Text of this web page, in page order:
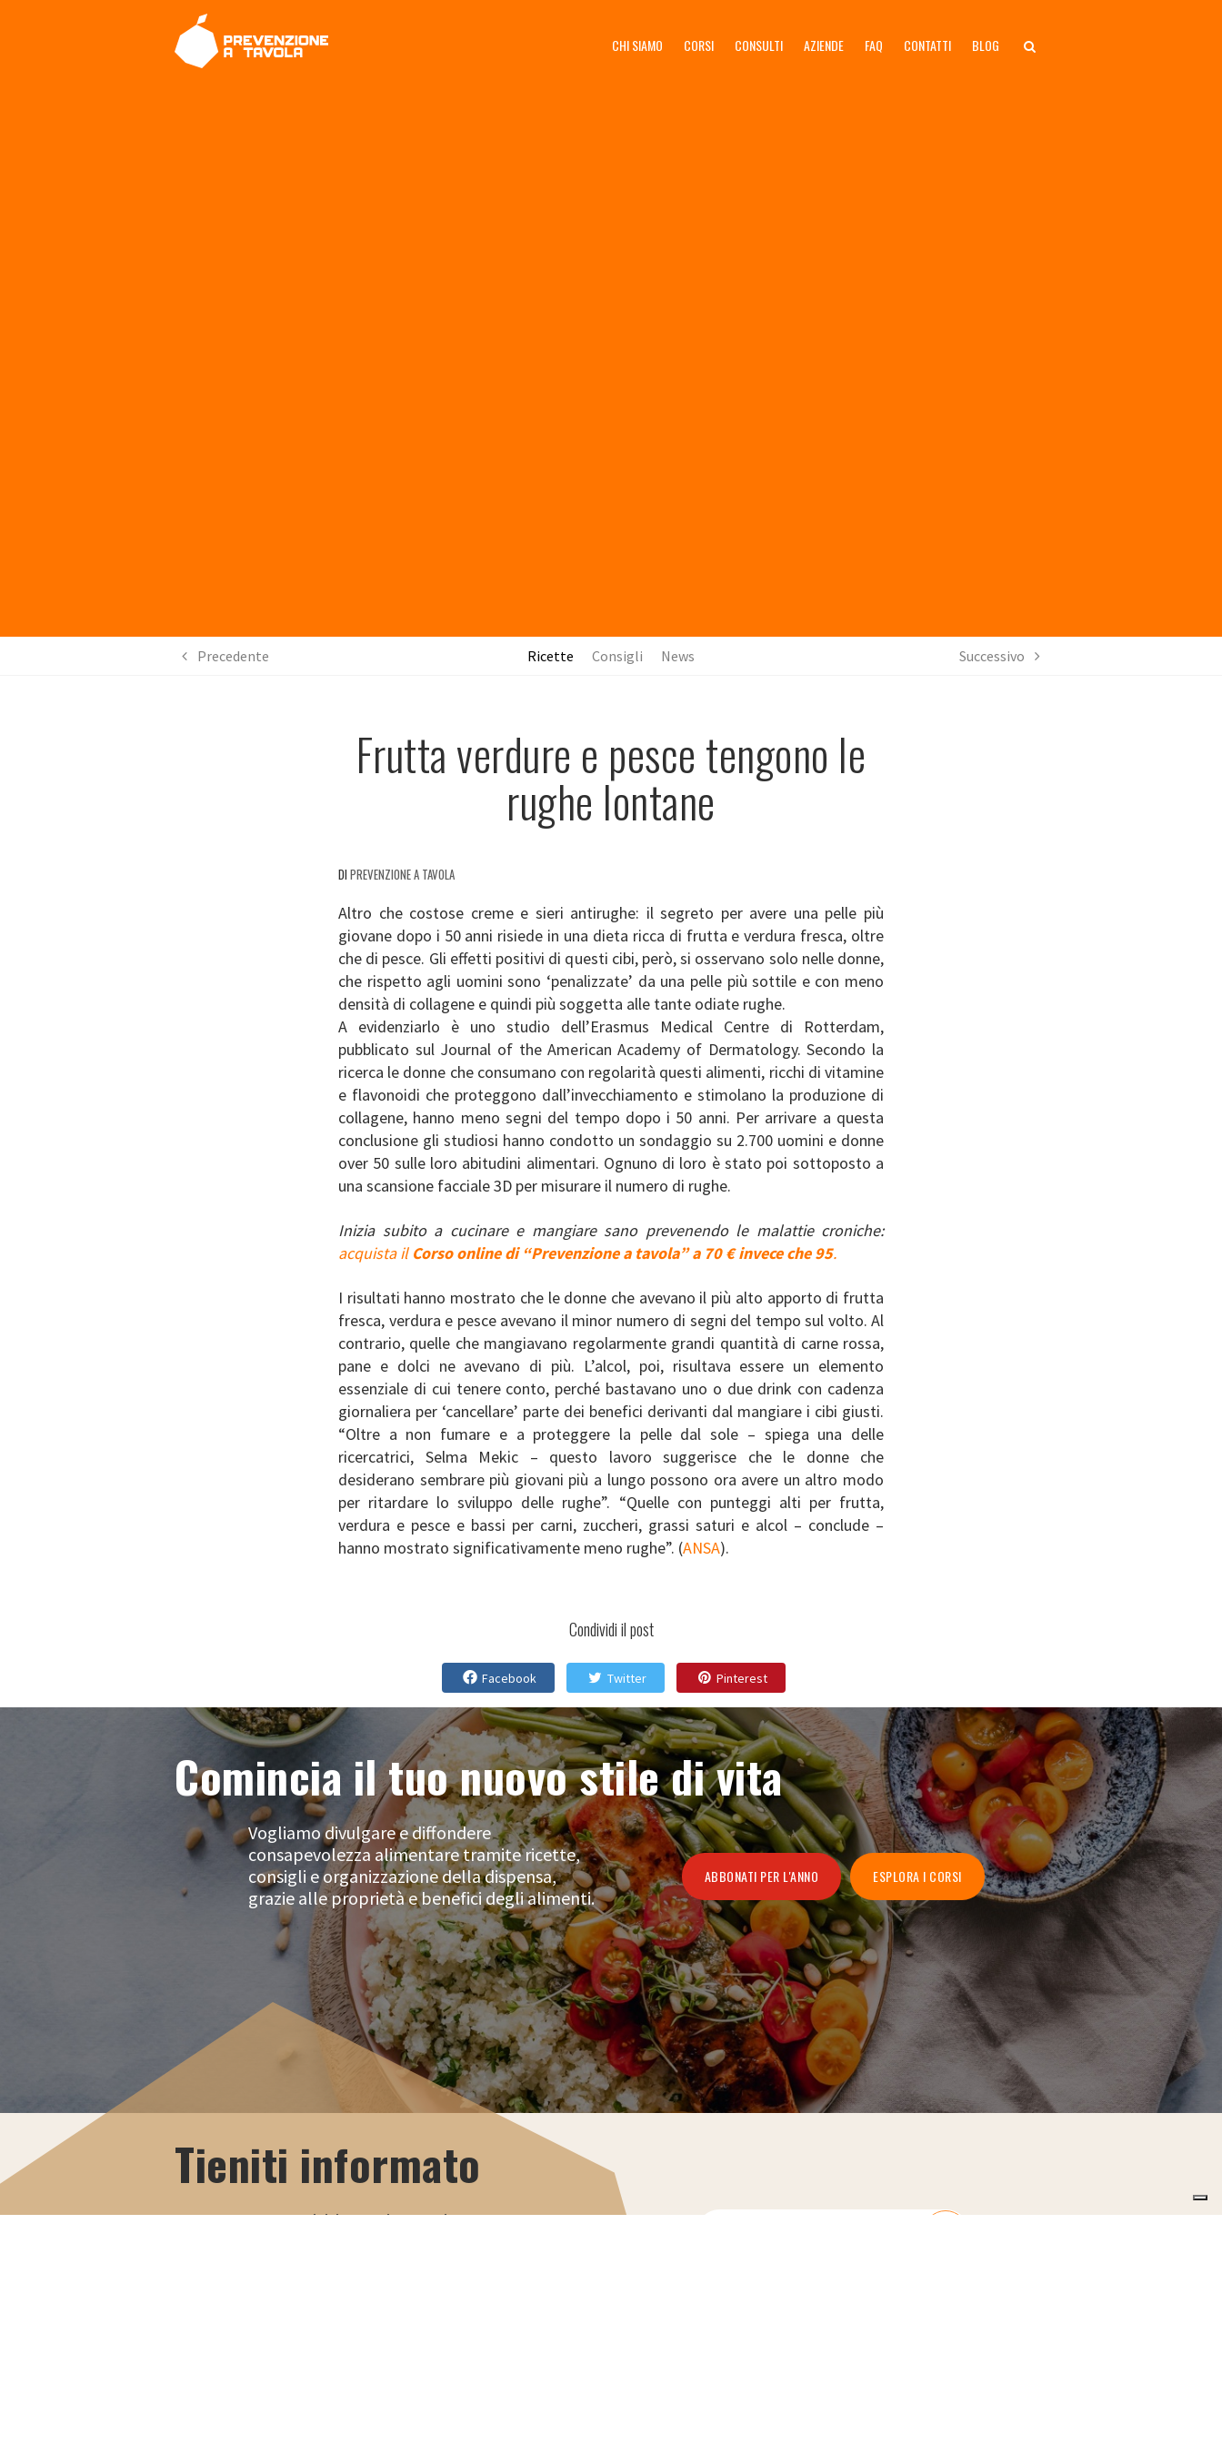
CHI SIAMO CORSI CONSULTI AZIENDE FAQ CONTATTI BLOG
Precedente Ricette Consigli News Successivo
Frutta verdure e pesce tengono le
rughe lontane
DI PREVENZIONE A TAVOLA
Altro che costose creme e sieri antirughe: il segreto per avere una pelle più
giovane dopo i 50 anni risiede in una dieta ricca di frutta e verdura fresca, oltre
che di pesce. Gli effetti positivi di questi cibi, però, si osservano solo nelle donne,
che rispetto agli uomini sono ‘penalizzate’ da una pelle più sottile e con meno
densità di collagene e quindi più soggetta alle tante odiate rughe.
A evidenziarlo è uno studio dell’Erasmus Medical Centre di Rotterdam,
pubblicato sul Journal of the American Academy of Dermatology. Secondo la
ricerca le donne che consumano con regolarità questi alimenti, ricchi di vitamine
e flavonoidi che proteggono dall’invecchiamento e stimolano la produzione di
collagene, hanno meno segni del tempo dopo i 50 anni. Per arrivare a questa
conclusione gli studiosi hanno condotto un sondaggio su 2.700 uomini e donne
over 50 sulle loro abitudini alimentari. Ognuno di loro è stato poi sottoposto a
una scansione facciale 3D per misurare il numero di rughe.
Inizia subito a cucinare e mangiare sano prevenendo le malattie croniche:
acquista il Corso online di “Prevenzione a tavola” a 70 € invece che 95.
I risultati hanno mostrato che le donne che avevano il più alto apporto di frutta
fresca, verdura e pesce avevano il minor numero di segni del tempo sul volto. Al
contrario, quelle che mangiavano regolarmente grandi quantità di carne rossa,
pane e dolci ne avevano di più. L’alcol, poi, risultava essere un elemento
essenziale di cui tenere conto, perché bastavano uno o due drink con cadenza
giornaliera per ‘cancellare’ parte dei benefici derivanti dal mangiare i cibi giusti.
“Oltre a non fumare e a proteggere la pelle dal sole – spiega una delle
ricercatrici, Selma Mekic – questo lavoro suggerisce che le donne che
desiderano sembrare più giovani più a lungo possono ora avere un altro modo
per ritardare lo sviluppo delle rughe”. “Quelle con punteggi alti per frutta,
verdura e pesce e bassi per carni, zuccheri, grassi saturi e alcol – conclude –
hanno mostrato significativamente meno rughe”. (ANSA).
Condividi il post
Facebook Twitter Pinterest
Comincia il tuo nuovo stile di vita
Vogliamo divulgare e diffondere
consapevolezza alimentare tramite ricette,
consigli e organizzazione della dispensa,
grazie alle proprietà e benefici degli alimenti.
ABBONATI PER L'ANNO ESPLORA I CORSI
Tieniti informato
Iscriviti e scarica gratis un